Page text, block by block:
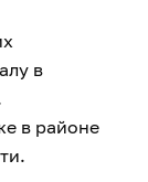
в
в районе